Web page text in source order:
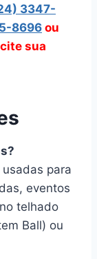
3347-
8696ou
sua
para
eventos
telhado
Ball) ou